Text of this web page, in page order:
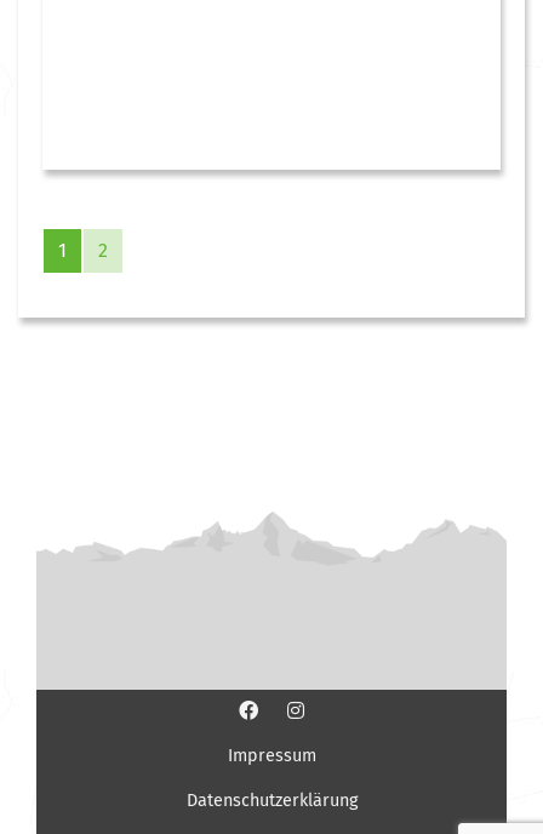
1 2
Impressum
Datenschutzerklärung